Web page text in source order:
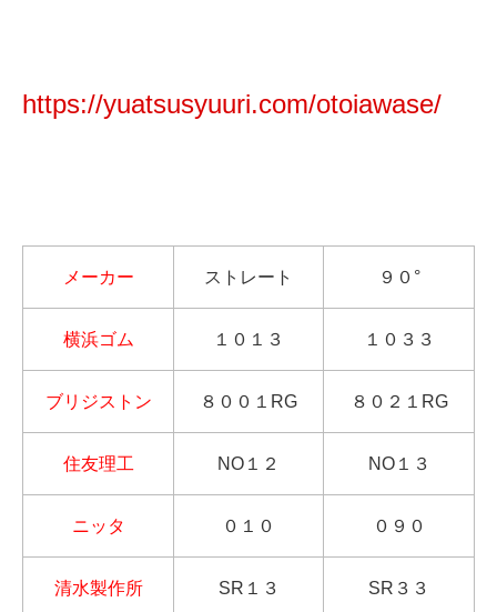
https://yuatsusyuuri.com/otoiawase/
メーカー ストレート ９０°
横浜ゴム １０１３ １０３３
ブリジストン ８００１RG ８０２１RG
住友理工 NO１２ NO１３
ニッタ ０１０ ０９０
清水製作所 SR１３ SR３３